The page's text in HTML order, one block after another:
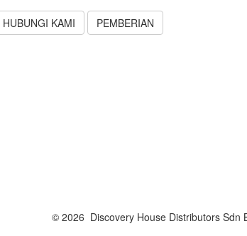
HUBUNGI KAMI
PEMBERIAN
© 2026 Discovery House Distributors Sdn